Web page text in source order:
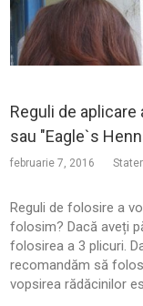
Reguli de
sau "Eagle`s
februarie 7, 2016
Reguli de folosire a
folosim? Dacă aveți
folosirea a 3 plicuri.
recomandăm să
vopsirea rădăcinilor